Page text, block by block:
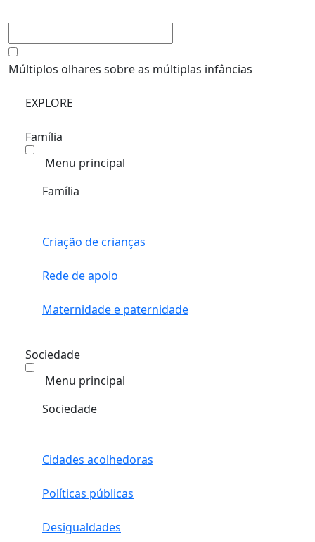
Múltiplos olhares sobre as múltiplas infâncias
EXPLORE
Família
Menu principal
Família
Criação de crianças
Rede de apoio
Maternidade e paternidade
Sociedade
Menu principal
Sociedade
Cidades acolhedoras
Políticas públicas
Desigualdades